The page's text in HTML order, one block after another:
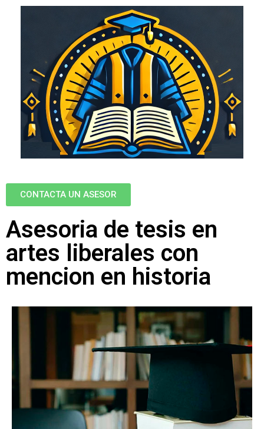
CONTACTA UN ASESOR
Asesoria de tesis en
artes liberales con
mencion en historia